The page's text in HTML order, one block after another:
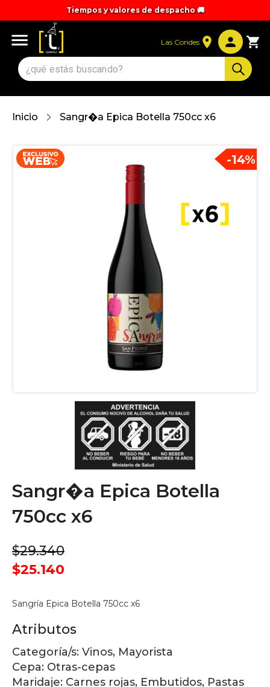
Tiempos y valores de despacho 🚚
Las Condes
Inicio Sangr�a Epica Botella 750cc x6
-14%
Sangr�a Epica Botella
750cc x6
$29.340
$25.140
Sangría Epica Botella 750cc x6
Atributos
Categoría/s: Vinos, Mayorista
Cepa: Otras-cepas
Maridaje: Carnes rojas, Embutidos, Pastas